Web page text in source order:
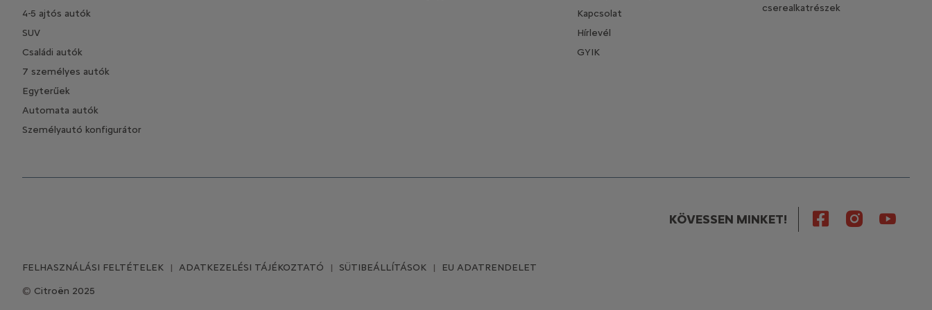
4-5 ajtós autók
SUV
Családi autók
7 személyes autók
Egyterűek
Automata autók
Személyautó konfigurátor
Kapcsolat
Hírlevél
GYIK
cserealkatrészek
KÖVESSEN MINKET!
Citroën 2025
FELHASZNÁLÁSI FELTÉTELEK ADATKEZELÉSI TÁJÉKOZTATÓ SÜTIBEÁLLÍTÁSOK EU ADATRENDELET